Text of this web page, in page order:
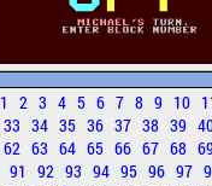
1 2 3 4 5 6 7 8 9 10
33 34 35 36 37 38 39
62 63 64 65 66 67 68
91 92 93 94 95 96 97